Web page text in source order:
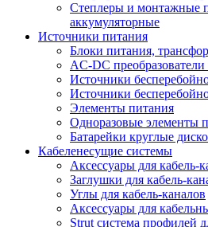
Степлеры и монтажные
аккумуляторные
Источники питания
Блоки питания,
AC-DC
Источники
Источники
Элементы питания
Одноразовые элементы
Батарейки круглые
Кабеленесущие системы
Аксессуары для кабель-
Заглушки для кабель-
Углы для кабель-каналов
Аксессуары для
Strut система профилей